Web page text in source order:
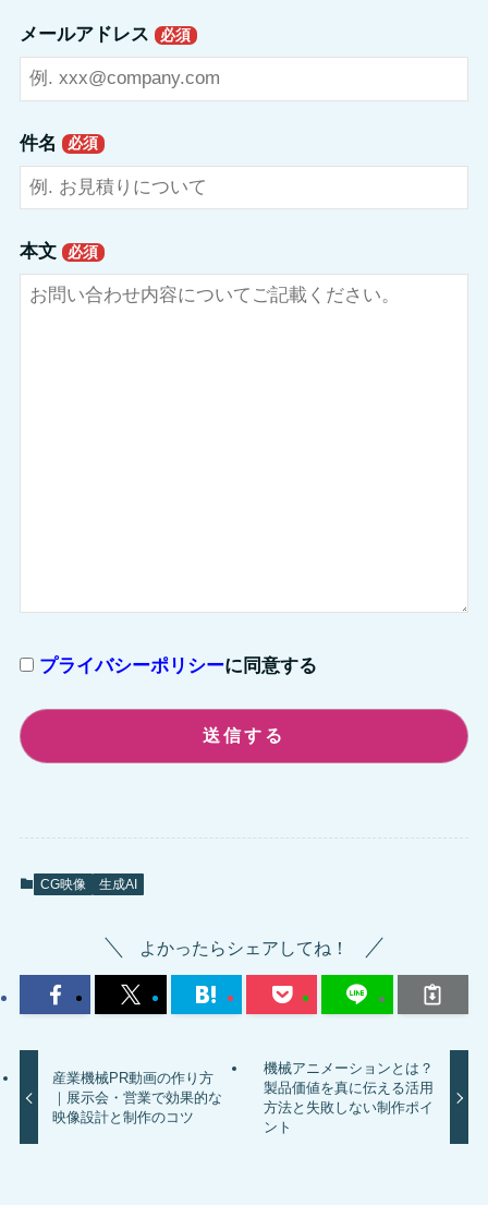
メールアドレス 必須
件名 必須
本文 必須
プライバシーポリシーに同意する
CG映像 生成AI
よかったらシェアしてね！
産業機械PR動画の作り方
｜展示会・営業で効果的な
映像設計と制作のコツ
機械アニメーションとは？
製品価値を真に伝える活用
方法と失敗しない制作ポイ
ント